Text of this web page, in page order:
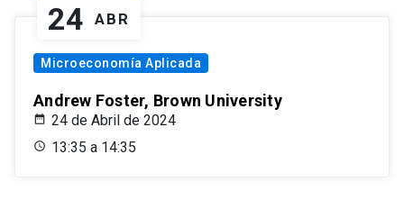
24 ABR
Microeconomía Aplicada
Andrew Foster, Brown University
24 de Abril de 2024
13:35 a 14:35